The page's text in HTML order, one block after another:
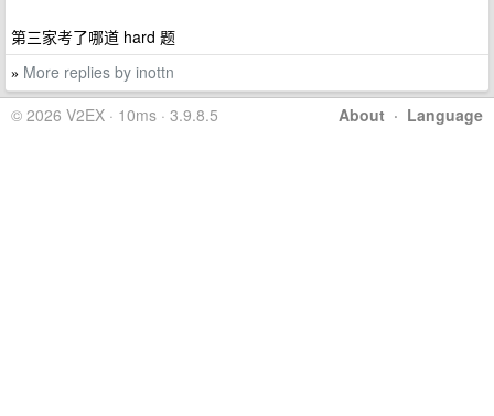
第三家考了哪道 hard 题
» More replies by inottn
About · Language
© 2026 V2EX · 10ms · 3.9.8.5